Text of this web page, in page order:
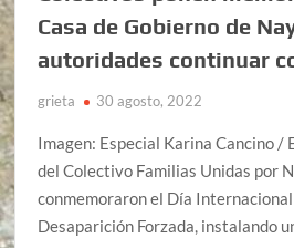
Casa de Gobierno de
autoridades continuar
grieta 30 agosto, 2022
Imagen: Especial Karina Cancino /
del Colectivo Familias Unidas por
conmemoraron el Día
Desaparición Forzada, instalando